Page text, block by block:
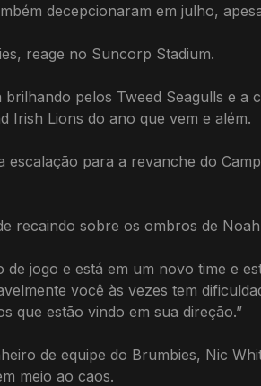
decepcionaram em julho,
reage no Suncorp Stadium.
pelos Tweed Seagulls e
Irish Lions do ano que vem e além.
escalação para a revanche do
recaindo sobre os ombros de
de jogo e está em um novo time e
você às vezes tem
que estão vindo em sua direção.”
de equipe do Brumbies, Nic
meio ao caos.